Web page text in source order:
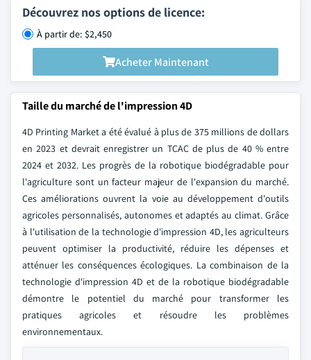
Découvrez nos options de licence:
À partir de: $2,450
Acheter Maintenant
Taille du marché de l'impression 4D
4D Printing Market a été évalué à plus de 375 millions de dollars
en 2023 et devrait enregistrer un TCAC de plus de 40 % entre
2024 et 2032. Les progrès de la robotique biodégradable pour
l'agriculture sont un facteur majeur de l'expansion du marché.
Ces améliorations ouvrent la voie au développement d'outils
agricoles personnalisés, autonomes et adaptés au climat. Grâce
à l'utilisation de la technologie d'impression 4D, les agriculteurs
peuvent optimiser la productivité, réduire les dépenses et
atténuer les conséquences écologiques. La combinaison de la
technologie d'impression 4D et de la robotique biodégradable
démontre le potentiel du marché pour transformer les
pratiques agricoles et résoudre les problèmes
environnementaux.